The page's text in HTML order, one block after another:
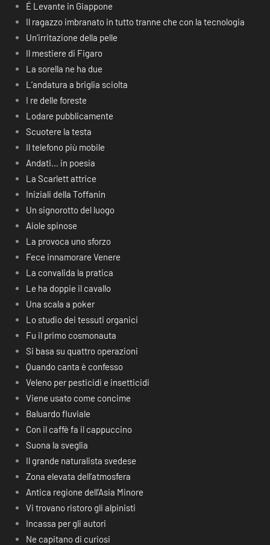
É Levante in Giappone
Il ragazzo imbranato in tutto tranne che con la tecnologia
Un’irritazione della pelle
Il mestiere di Figaro
La sorella ne ha due
L’andatura a briglia sciolta
I re delle foreste
Lodare pubblicamente
Scuotere la testa
Il telefono più mobile
Andati… in poesia
La Scarlett attrice
Iniziali della Toffanin
Un signorotto del luogo
Aiole spinose
La provoca uno sforzo
Fece innamorare Venere
La convalida la pratica
Le ha doppie il cavallo
Una scala a poker
Lo studio dei tessuti organici
Fu il primo cosmonauta
Si basa su quattro operazioni
Quando canta è confesso
Veleno per pesticidi e insetticidi
Viene usato come concime
Baluardo fluviale
Con il caffè fa il cappuccino
Suona la sveglia
Il grande naturalista svedese
Zona elevata dell’atmosfera
Antica regione dell’Asia Minore
Vi trovano ristoro gli alpinisti
Incassa per gli autori
Ne capitano di curiosi